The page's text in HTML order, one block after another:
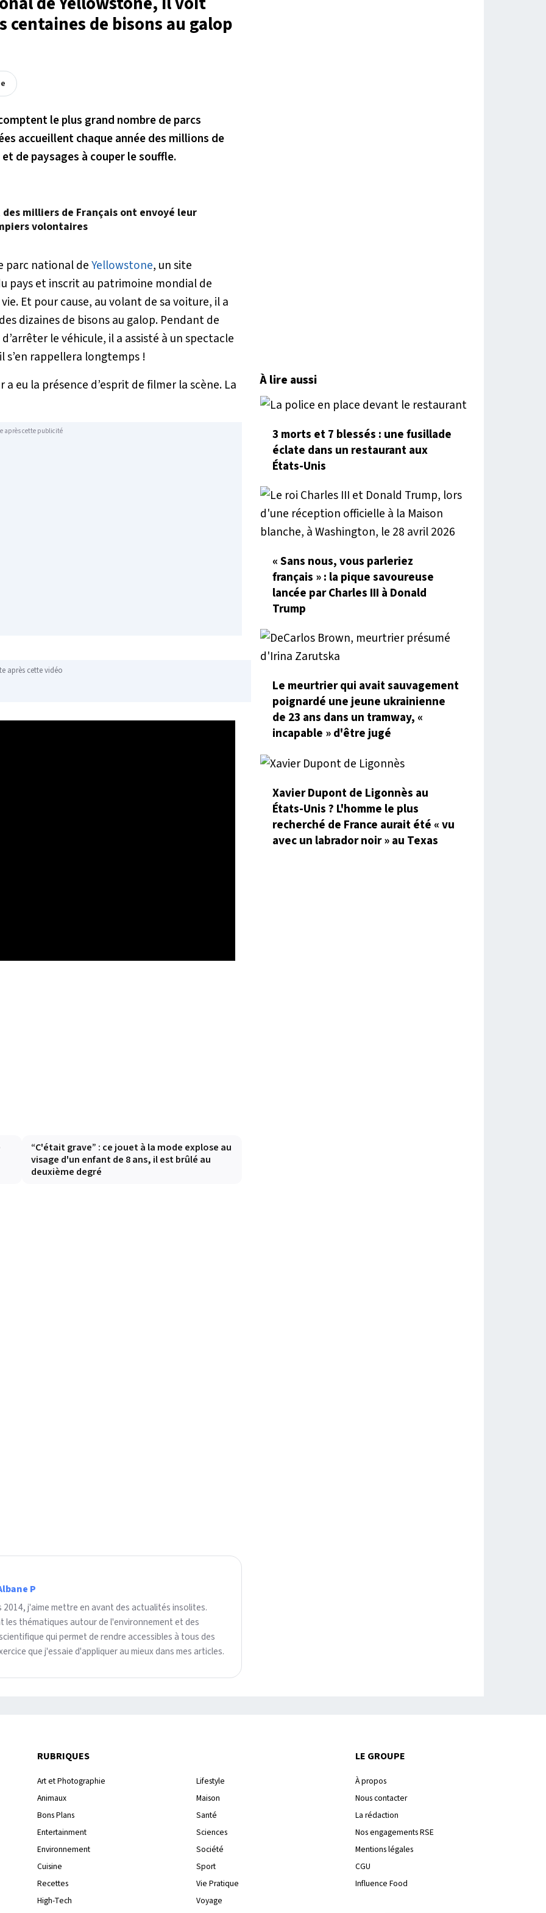
de bisons au galop
le plus grand nombre de parcs
accueillent chaque année des millions de
de paysages à couper le souffle.
milliers de Français ont envoyé leur
volontaires
parc national deYellowstone, un site
pays et inscrit au patrimoine mondial de
Et pour cause, au volant de sa voiture, il a
dizaines de bisons au galop. Pendant de
le véhicule, il a assisté à un spectacle
rappellera longtemps !
eu la présence d’esprit de filmer la scène. La
après cette publicité
après cette vidéo
“C'était grave” : ce jouet à la mode explose au
visage d'un enfant de 8 ans, il est brûlé au
deuxième degré
P
j'aime mettre en avant des actualités insolites.
les thématiques autour de l'environnement et des
qui permet de rendre accessibles à tous des
que j'essaie d'appliquer au mieux dans mes articles.
À lire aussi
3 morts et 7 blessés : une fusillade
éclate dans un restaurant aux
États-Unis
« Sans nous, vous parleriez
français » : la pique savoureuse
lancée par Charles III à Donald
Trump
Le meurtrier qui avait sauvagement
poignardé une jeune ukrainienne
de 23 ans dans un tramway, «
incapable » d'être jugé
Xavier Dupont de Ligonnès au
États-Unis ? L'homme le plus
recherché de France aurait été « vu
avec un labrador noir » au Texas
RUBRIQUES
Art et Photographie
Animaux
Bons Plans
Entertainment
Environnement
Cuisine
Recettes
High-Tech
Lifestyle
Maison
Santé
Sciences
Société
Sport
Vie Pratique
Voyage
LE GROUPE
À propos
Nous contacter
La rédaction
Nos engagements RSE
Mentions légales
CGU
Influence Food